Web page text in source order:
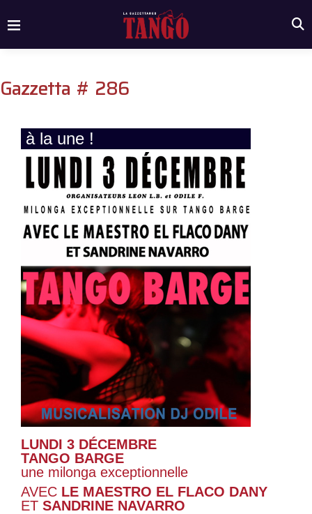
Gazzetta # 286
à la une !
LUNDI 3 DÉCEMBRE
TANGO BARGE
une milonga exceptionnelle
AVEC LE MAESTRO EL FLACO DANY
ET SANDRINE NAVARRO